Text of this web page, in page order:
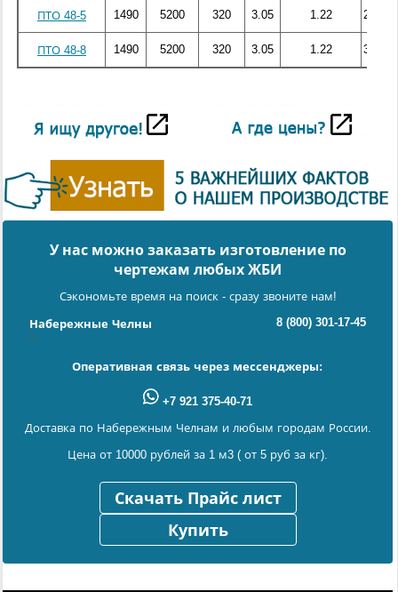
ПТО 48-5 1490 5200 320 3.05 1.22 229.18
ПТО 48-8 1490 5200 320 3.05 1.22 356.79
У нас можно заказать изготовление по
чертежам любых ЖБИ
Сэкономьте время на поиск - сразу звоните нам!
Набережные Челны 8 (800) 301-17-45
Оперативная связь через мессенджеры:
+7 921 375-40-71
Доставка по Набережным Челнам и любым городам России.
Цена от 10000 рублей за 1 м3 ( от 5 руб за кг).
Скачать Прайс лист
Купить